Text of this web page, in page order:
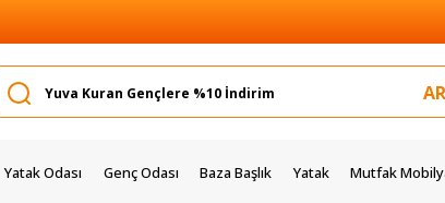
Yatak Odası Genç Odası Baza Başlık Yatak Mutfak